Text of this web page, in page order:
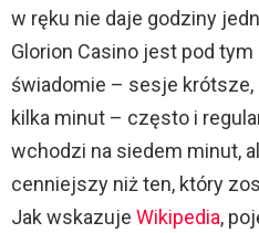
w ręku nie daje godziny
Glorion Casino jest pod
świadomie – sesje
kilka minut – często i
wchodzi na siedem minut,
cenniejszy niż ten, który
Jak wskazuje Wikipedia,